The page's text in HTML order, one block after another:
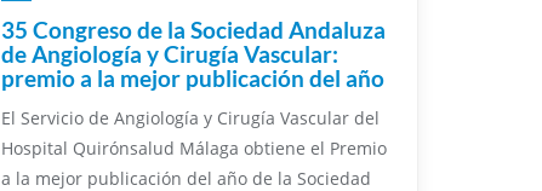
35 Congreso de la Sociedad Andaluza
de Angiología y Cirugía Vascular:
premio a la mejor publicación del año
El Servicio de Angiología y Cirugía Vascular del
Hospital Quirónsalud Málaga obtiene el Premio
a la mejor publicación del año de la Sociedad